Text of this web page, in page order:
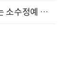
글로벌 트렌드를 읽고, 내 역할을 가늠하는 소수정예 실습 워크숍 (8/28)